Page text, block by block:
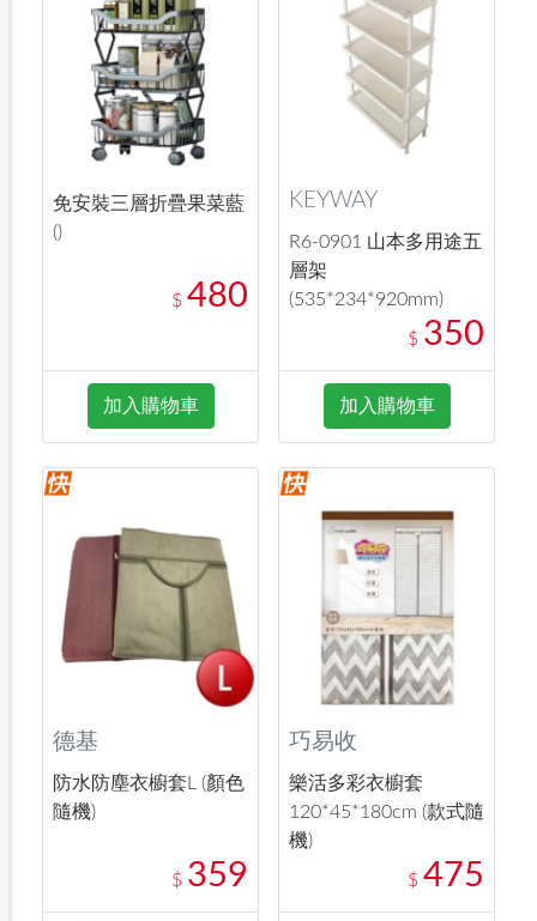
免安裝三層折疊果菜藍
()
$ 480
加入購物車
KEYWAY
R6-0901 山本多用途五
層架
(535*234*920mm)
$ 350
加入購物車
德基
防水防塵衣櫥套L (顏色
隨機)
$ 359
巧易收
樂活多彩衣櫥套
120*45*180cm (款式隨
機)
$ 475